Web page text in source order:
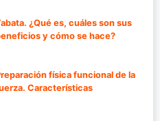
¿Qué es, cuáles son sus
y cómo se hace?
física funcional de la
Características